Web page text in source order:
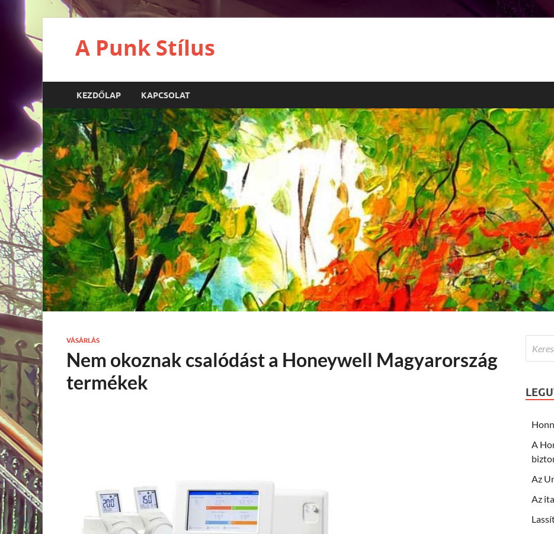
A Punk Stílus
KEZDŐLAP KAPCSOLAT
VÁSÁRLÁS
Nem okoznak csalódást a Honeywell Magyarország
termékek
A
Az
Az